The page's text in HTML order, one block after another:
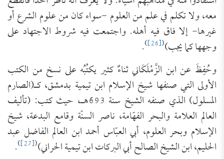
معه، ولا تكلم في علم من العلوم -سواء كان من علوم الشرع أو
غيرها- إلا فاق فيه أهله. واجتمعت فيه شروط الاجتهاد على
وجهها كما يجب)(
[26]
)
.
وحُفِظَ عن ابن الزَّمْلَكَاني ثناءٌ كثير يكتُبُه على نسخ من الكتب
الأولى التي صنفها شيخ الإسلام ابن تيمية بدمشق، كـ(الصارم
المسلول) الذي صنفه الشيخ سنة 693هـ، حيث كتب: (تأليف
العالم العلامة والبحر الفهّامة، ناصر السنّة وقامع البدعة، شيخ
الإسلام وبحر العلوم، أبي العبّاس أحمد ابن العالم الفاضل عبد
الحليم، ابن الشيخ الصالح أبي البركات ابن تيمية الحراني)(
[27]
)
.